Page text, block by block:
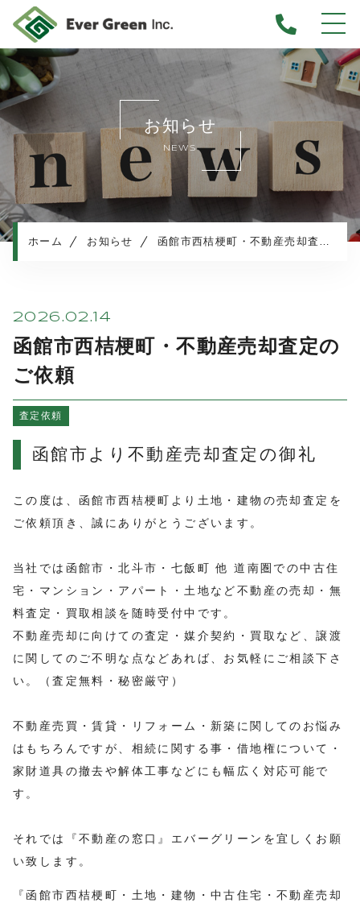
ホーム
当社について
不動産売却について
仲介売却
業者買取
不動産売却の流れ
お知らせ
プライバシーポリシー
お知らせ
NEWS
ホーム お知らせ 函館市西桔梗町・不動産売却査定のご依頼
2026.02.14
函館市西桔梗町・不動産売却査定の
ご依頼
査定依頼
函館市より不動産売却査定の御礼
この度は、函館市西桔梗町より土地・建物の売却査定を
ご依頼頂き、誠にありがとうございます。
当社では函館市・北斗市・七飯町 他 道南圏での中古住
宅・マンション・アパート・土地など不動産の売却・無
料査定・買取相談を随時受付中です。
不動産売却に向けての査定・媒介契約・買取など、譲渡
に関してのご不明な点などあれば、お気軽にご相談下さ
い。（査定無料・秘密厳守）
不動産売買・賃貸・リフォーム・新築に関してのお悩み
はもちろんですが、相続に関する事・借地権について・
家財道具の撤去や解体工事などにも幅広く対応可能で
す。
それでは『不動産の窓口』エバーグリーンを宜しくお願
い致します。
『函館市西桔梗町・土地・建物・中古住宅・不動産売却